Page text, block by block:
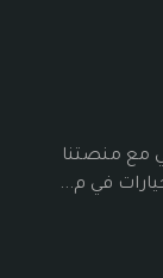
مع منصتنا
في م...